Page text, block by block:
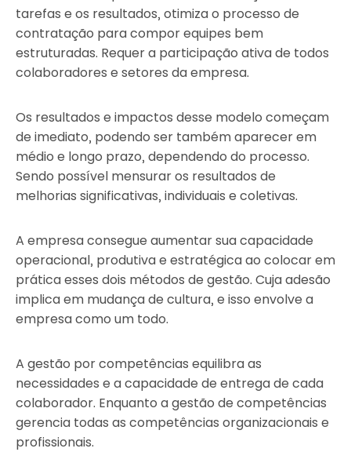
tarefas e os resultados, otimiza o processo de
contratação para compor equipes bem
estruturadas. Requer a participação ativa de todos
colaboradores e setores da empresa.
Os resultados e impactos desse modelo começam
de imediato, podendo ser também aparecer em
médio e longo prazo, dependendo do processo.
Sendo possível mensurar os resultados de
melhorias significativas, individuais e coletivas.
A empresa consegue aumentar sua capacidade
operacional, produtiva e estratégica ao colocar em
prática esses dois métodos de gestão. Cuja adesão
implica em mudança de cultura, e isso envolve a
empresa como um todo.
A gestão por competências equilibra as
necessidades e a capacidade de entrega de cada
colaborador. Enquanto a gestão de competências
gerencia todas as competências organizacionais e
profissionais.